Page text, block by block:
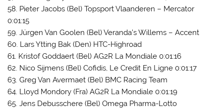
58. Pieter Jacobs (Bel) Topsport Vlaanderen – Mercator
0:01:15
59. Jürgen Van Goolen (Bel) Veranda’s Willems – Accent
60. Lars Ytting Bak (Den) HTC-Highroad
61. Kristof Goddaert (Bel) AG2R La Mondiale 0:01:16
62. Nico Sijmens (Bel) Cofidis, Le Credit En Ligne 0:01:17
63. Greg Van Avermaet (Bel) BMC Racing Team
64. Lloyd Mondory (Fra) AG2R La Mondiale 0:01:19
65. Jens Debusschere (Bel) Omega Pharma-Lotto